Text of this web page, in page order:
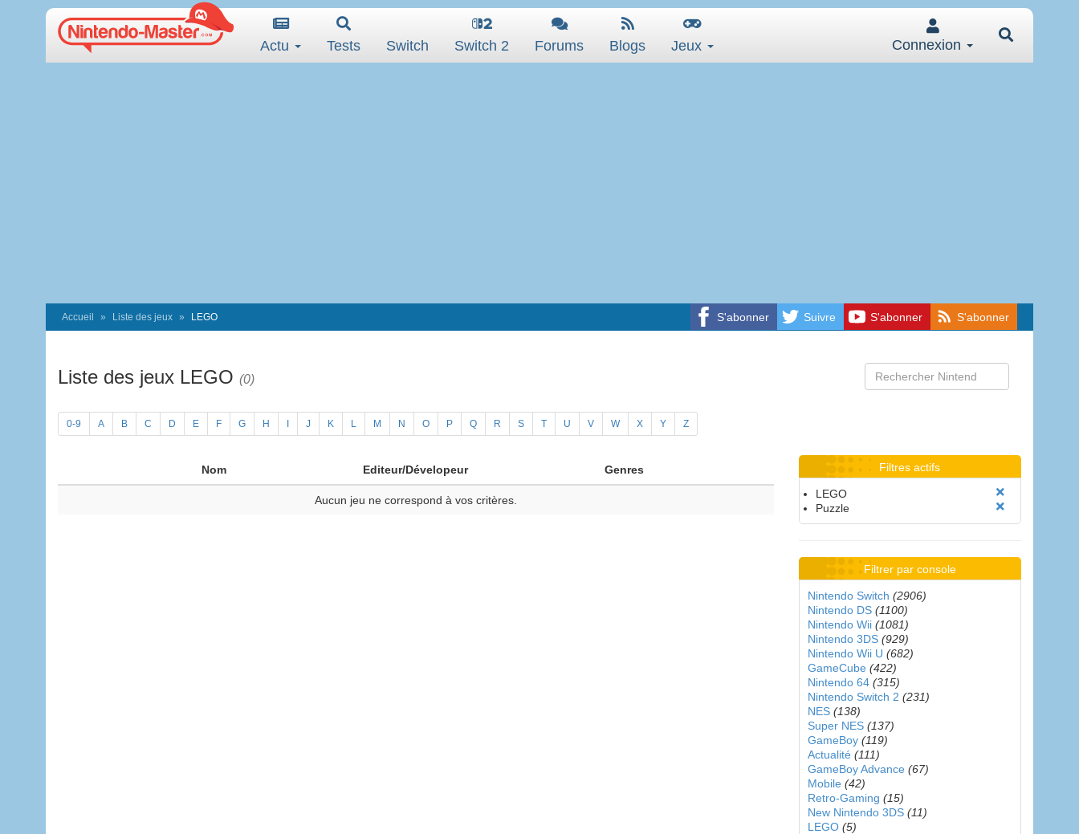
Actu Tests Switch Switch 2 Forums Blogs Jeux Connexion
S'abonner Suivre S'abonner S'abonner
Accueil Liste des jeux LEGO
Liste des jeux LEGO (0)
0-9 A B C D E F G H J K L M N O P Q R S T U V W X Y Z
Nom Editeur/Dévelopeur Genres
Aucun jeu ne correspond à vos critères.
Filtres actifs
LEGO
Puzzle
Filtrer par console
Nintendo Switch (2906)
Nintendo DS (1100)
Nintendo Wii (1081)
Nintendo 3DS (929)
Nintendo Wii U (682)
GameCube (422)
Nintendo 64 (315)
Nintendo Switch 2 (231)
NES (138)
Super NES (137)
GameBoy (119)
Actualité (111)
GameBoy Advance (67)
Mobile (42)
Retro-Gaming (15)
New Nintendo 3DS (11)
LEGO (5)